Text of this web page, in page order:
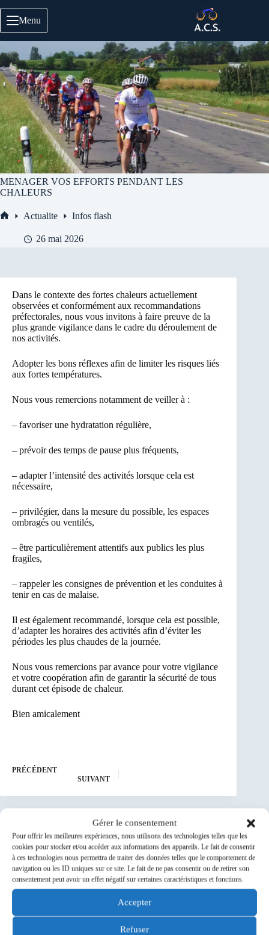
Gérer le consentement
Pour offrir les meilleures expériences, nous utilisons des technologies telles que les
cookies pour stocker et/ou accéder aux informations des appareils. Le fait de consentir
à ces technologies nous permettra de traiter des données telles que le comportement de
navigation ou les ID uniques sur ce site. Le fait de ne pas consentir ou de retirer son
consentement peut avoir un effet négatif sur certaines caractéristiques et fonctions.
Accepter
Refuser
au
contenu
Menu
MENAGER VOS EFFORTS PENDANT LES
CHALEURS
Actualite Infos flash
26 mai 2026
Dans le contexte des fortes chaleurs actuellement
observées et conformément aux recommandations
préfectorales, nous vous invitons à faire preuve de la
plus grande vigilance dans le cadre du déroulement de
nos activités.
Adopter les bons réflexes afin de limiter les risques liés
aux fortes températures.
Nous vous remercions notamment de veiller à :
– favoriser une hydratation régulière,
– prévoir des temps de pause plus fréquents,
– adapter l’intensité des activités lorsque cela est
nécessaire,
– privilégier, dans la mesure du possible, les espaces
ombragés ou ventilés,
– être particulièrement attentifs aux publics les plus
fragiles,
– rappeler les consignes de prévention et les conduites à
tenir en cas de malaise.
Il est également recommandé, lorsque cela est possible,
d’adapter les horaires des activités afin d’éviter les
périodes les plus chaudes de la journée.
Nous vous remercions par avance pour votre vigilance
et votre coopération afin de garantir la sécurité de tous
durant cet épisode de chaleur.
Bien amicalement
PRÉCÉDENT
SUIVANT
Aucun
résultat
Prochaine sortie club ou réunion
09
ACS-024-102-0746...
9 Août 26
Savigny-sur-Orge